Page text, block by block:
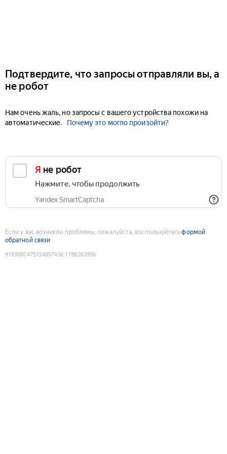
Подтвердите, что запросы отправляли вы, а
не робот
Нам очень жаль, но запросы с вашего устройства похожи на
автоматические.
Почему это могло произойти?
Я не робот
Нажмите, чтобы продолжить
Yandex SmartCaptcha
Если у вас возникли проблемы, пожалуйста, воспользуйтесьформой
обратной связи
9193680475154857436:1786263956